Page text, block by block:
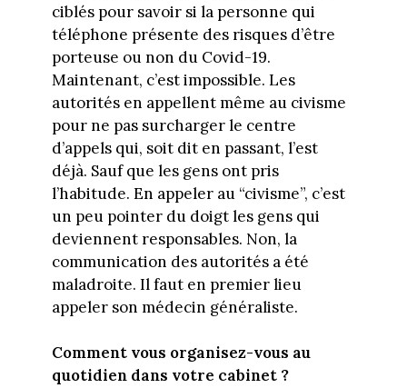
ciblés pour savoir si la personne qui
téléphone présente des risques d’être
porteuse ou non du Covid-19.
Maintenant, c’est impossible. Les
autorités en appellent même au civisme
pour ne pas surcharger le centre
d’appels qui, soit dit en passant, l’est
déjà. Sauf que les gens ont pris
l’habitude. En appeler au “civisme”, c’est
un peu pointer du doigt les gens qui
deviennent responsables. Non, la
communication des autorités a été
maladroite. Il faut en premier lieu
appeler son médecin généraliste.
Comment vous organisez-vous au
quotidien dans votre cabinet ?